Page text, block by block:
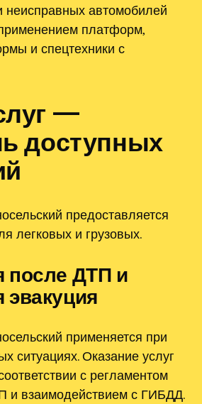
неисправных автомобилей
платформ,
и спецтехники с
—
доступных
предоставляется
легковых и грузовых.
после ДТП и
эвакуция
применяется при
ситуациях. Оказание услуг
с регламентом
и взаимодействием с ГИБДД.